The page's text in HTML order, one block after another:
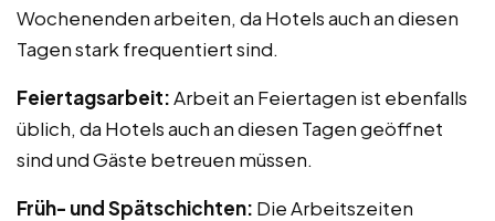
Wochenenden arbeiten, da Hotels auch an diesen
Tagen stark frequentiert sind.
Feiertagsarbeit:Arbeit an Feiertagen ist ebenfalls
üblich, da Hotels auch an diesen Tagen geöffnet
sind und Gäste betreuen müssen.
Früh- und Spätschichten: Die Arbeitszeiten